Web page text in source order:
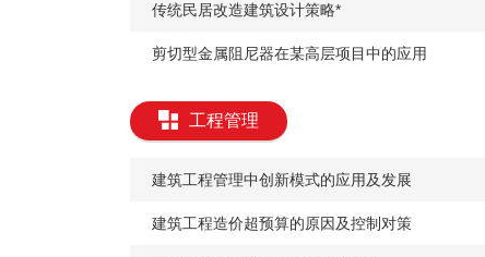
​传统民居改造建筑设计策略*
​剪切型金属阻尼器在某高层项目中的应用
工程管理
​建筑工程管理中创新模式的应用及发展
​建筑工程造价超预算的原因及控制对策